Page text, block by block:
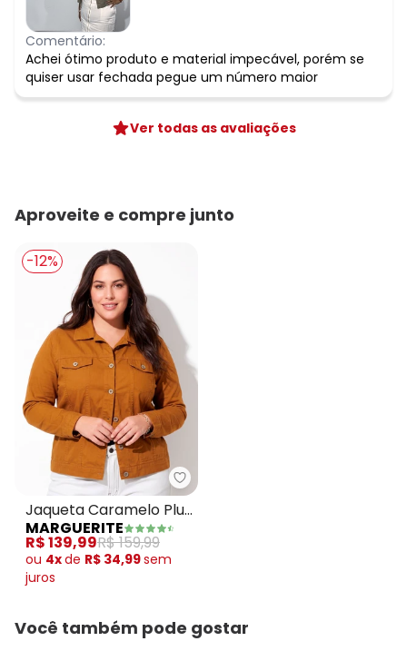
Comentário:
Achei ótimo produto e material impecável, porém se
quiser usar fechada pegue um número maior
Ver todas as avaliações
Aproveite e compre junto
-12%
Marguerite - Jaqueta
Jaqueta Caramelo Plus
Size com Bolso
Decorativo
MARGUERITE
R$ 139,99R$ 159,99
ou 4xde R$ 34,99sem
juros
Você também pode gostar